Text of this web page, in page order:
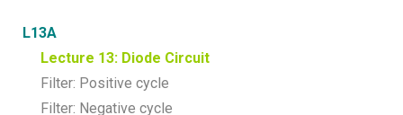
L13A
Lecture 13: Diode Circuit
Filter: Positive cycle
Filter: Negative cycle